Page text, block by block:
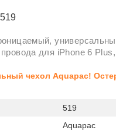
для iPhone 6
чехол Aquapac!
519
Aquapac